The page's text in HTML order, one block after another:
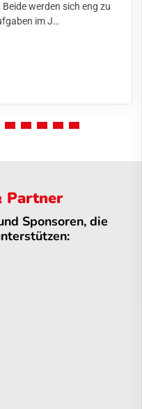
werden sich eng zu
im J…
Partner
Sponsoren, die